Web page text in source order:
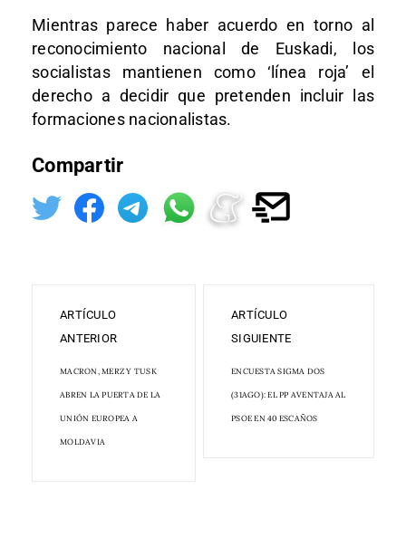
Mientras parece haber acuerdo en torno al
reconocimiento nacional de Euskadi, los
socialistas mantienen como ‘línea roja’ el
derecho a decidir que pretenden incluir las
formaciones nacionalistas.
Compartir
ARTÍCULO
ANTERIOR
MACRON, MERZ Y TUSK
ABREN LA PUERTA DE LA
UNIÓN EUROPEA A
MOLDAVIA
ARTÍCULO
SIGUIENTE
ENCUESTA SIGMA DOS
(31AGO): EL PP AVENTAJA AL
PSOE EN 40 ESCAÑOS